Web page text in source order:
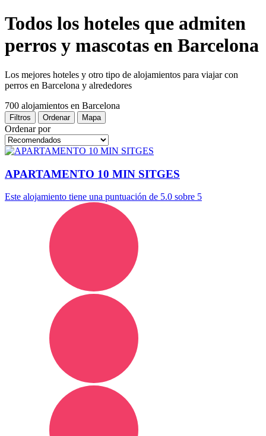
Todos los hoteles que admiten
perros y mascotas en Barcelona
Los mejores hoteles y otro tipo de alojamientos para viajar con
perros en Barcelona y alrededores
700 alojamientos en Barcelona
Filtros Ordenar Mapa
Ordenar por
APARTAMENTO 10 MIN SITGES
Este alojamiento tiene una puntuación de 5.0 sobre 5